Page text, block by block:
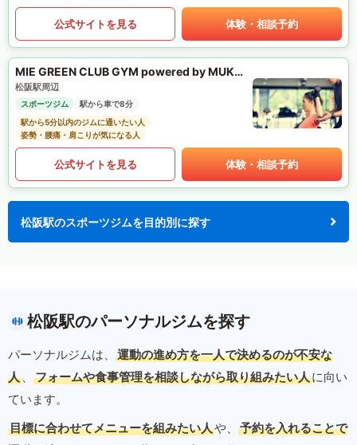
公式サイトを見る 体験・相談予約
MIE GREEN CLUB GYM powered by MUKTA
松阪駅周辺
スポーツジム
駅から車で8分
駅から5分以内のジムに通いたい人
姿勢・腰痛・肩こりが気になる人
公式サイトを見る 体験・相談予約
松阪駅のスポーツジムを目的別に探す
松阪駅のパーソナルジムを探す
パーソナルジムは、
運動の進め方を一人で決めるのが不安な
人 、 フォームや食事管理を相談しながら取り組みたい人に向い
ています。
目標に合わせてメニューを組みたい人や、
予約を入れることで